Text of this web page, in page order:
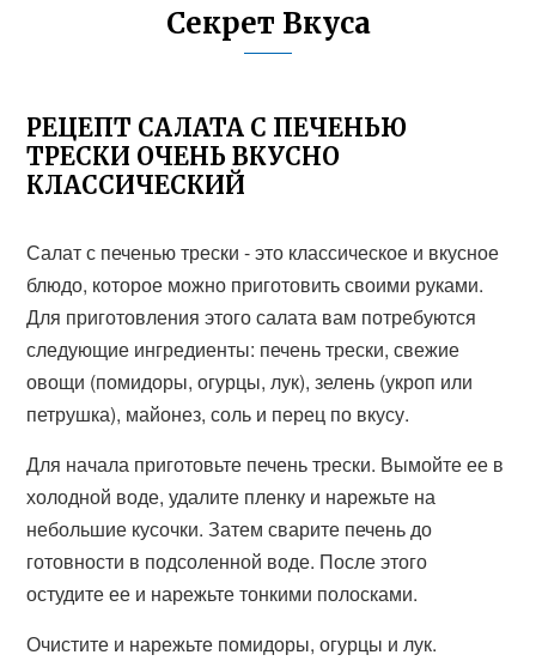
Секрет Вкуса
РЕЦЕПТ САЛАТА С ПЕЧЕНЬЮ
ТРЕСКИ ОЧЕНЬ ВКУСНО
КЛАССИЧЕСКИЙ
Салат с печенью трески - это классическое и вкусное
блюдо, которое можно приготовить своими руками.
Для приготовления этого салата вам потребуются
следующие ингредиенты: печень трески, свежие
овощи (помидоры, огурцы, лук), зелень (укроп или
петрушка), майонез, соль и перец по вкусу.
Для начала приготовьте печень трески. Вымойте ее в
холодной воде, удалите пленку и нарежьте на
небольшие кусочки. Затем сварите печень до
готовности в подсоленной воде. После этого
остудите ее и нарежьте тонкими полосками.
Очистите и нарежьте помидоры, огурцы и лук.